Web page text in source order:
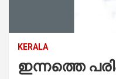
KERALA
ഇന്നത്തെ